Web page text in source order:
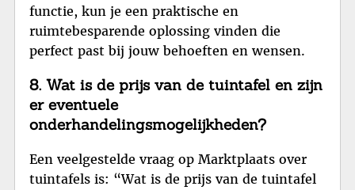
functie, kun je een praktische en
ruimtebesparende oplossing vinden die
perfect past bij jouw behoeften en wensen.
8. Wat is de prijs van de tuintafel en zijn
er eventuele
onderhandelingsmogelijkheden?
Een veelgestelde vraag op Marktplaats over
tuintafels is: “Wat is de prijs van de tuintafel